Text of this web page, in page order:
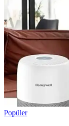
Popüler